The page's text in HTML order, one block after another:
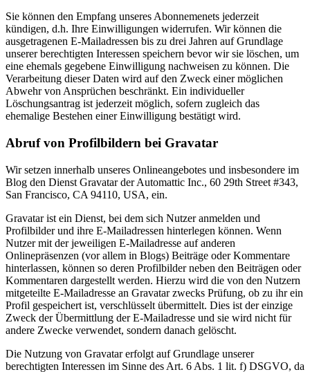
Sie können den Empfang unseres Abonnemenets jederzeit
kündigen, d.h. Ihre Einwilligungen widerrufen. Wir können die
ausgetragenen E-Mailadressen bis zu drei Jahren auf Grundlage
unserer berechtigten Interessen speichern bevor wir sie löschen, um
eine ehemals gegebene Einwilligung nachweisen zu können. Die
Verarbeitung dieser Daten wird auf den Zweck einer möglichen
Abwehr von Ansprüchen beschränkt. Ein individueller
Löschungsantrag ist jederzeit möglich, sofern zugleich das
ehemalige Bestehen einer Einwilligung bestätigt wird.
Abruf von Profilbildern bei Gravatar
Wir setzen innerhalb unseres Onlineangebotes und insbesondere im
Blog den Dienst Gravatar der Automattic Inc., 60 29th Street #343,
San Francisco, CA 94110, USA, ein.
Gravatar ist ein Dienst, bei dem sich Nutzer anmelden und
Profilbilder und ihre E-Mailadressen hinterlegen können. Wenn
Nutzer mit der jeweiligen E-Mailadresse auf anderen
Onlinepräsenzen (vor allem in Blogs) Beiträge oder Kommentare
hinterlassen, können so deren Profilbilder neben den Beiträgen oder
Kommentaren dargestellt werden. Hierzu wird die von den Nutzern
mitgeteilte E-Mailadresse an Gravatar zwecks Prüfung, ob zu ihr ein
Profil gespeichert ist, verschlüsselt übermittelt. Dies ist der einzige
Zweck der Übermittlung der E-Mailadresse und sie wird nicht für
andere Zwecke verwendet, sondern danach gelöscht.
Die Nutzung von Gravatar erfolgt auf Grundlage unserer
berechtigten Interessen im Sinne des Art. 6 Abs. 1 lit. f) DSGVO, da